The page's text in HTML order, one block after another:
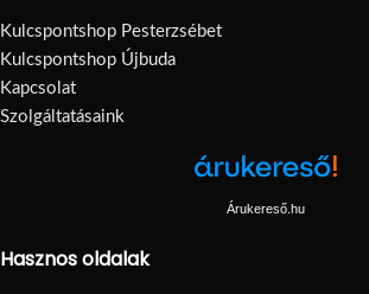
Kulcspontshop Pesterzsébet
Kulcspontshop Újbuda
Kapcsolat
Szolgáltatásaink
Árukereső.hu
Hasznos oldalak